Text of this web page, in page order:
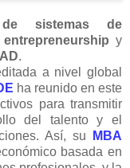
sistemas de
entrepreneurship y
.
a nivel global
ha reunido en este
para transmitir
del talento y el
Así, su
MBA
basada en